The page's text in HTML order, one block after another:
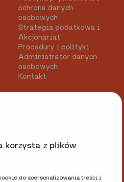
korzysta z plików
do spersonalizowania treści i
ochrona danych
osobowych
Strategia podatkowa i
Akcjonariat
Procedury i polityki
Administrator danych
osobowych
Kontakt